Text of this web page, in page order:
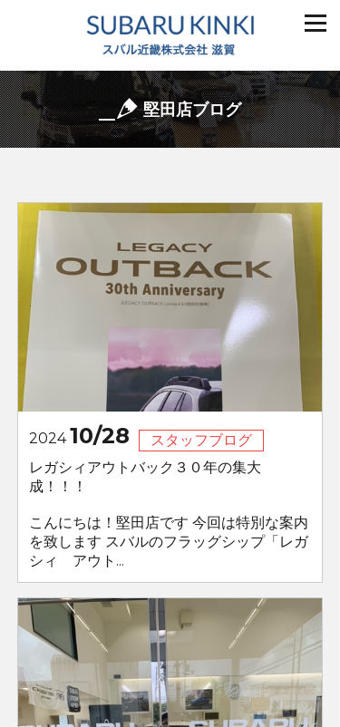
堅田店ブログ
202410/28
スタッフブログ
レガシィアウトバック３０年の集大
成！！！
こんにちは！堅田店です 今回は特別な案内
を致します スバルのフラッグシップ「レガ
シィ アウト...